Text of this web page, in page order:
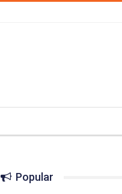
Popular